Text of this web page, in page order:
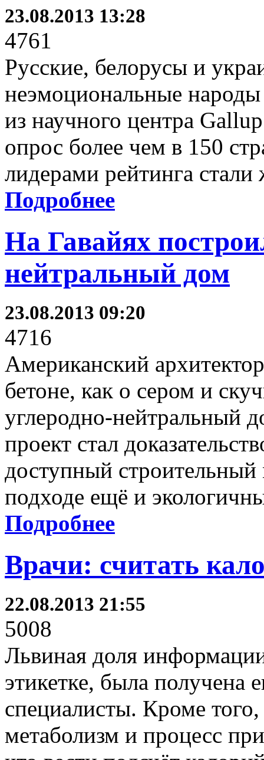
23.08.2013 13:28
4761
Русские, белорусы и
неэмоциональные народы
из научного центра
опрос более чем в 150
лидерами рейтинга
Подробнее
На Гавайях
нейтральный дом
23.08.2013 09:20
4716
Американский
бетоне, как о сером и
углеродно-нейтральный
проект стал
доступный
подходе ещё и
Подробнее
Врачи: считать
22.08.2013 21:55
5008
Львиная доля
этикетке, была получена
специалисты. Кроме
метаболизм и процесс